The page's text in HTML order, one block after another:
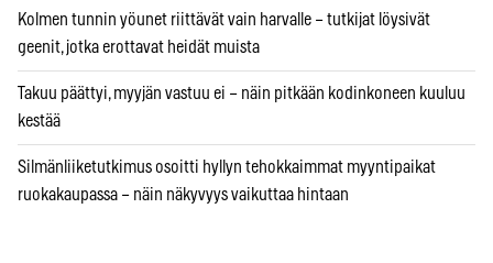
Kolmen tunnin yöunet riittävät vain harvalle – tutkijat löysivät
geenit, jotka erottavat heidät muista
Takuu päättyi, myyjän vastuu ei – näin pitkään kodinkoneen kuuluu
kestää
Silmänliiketutkimus osoitti hyllyn tehokkaimmat myyntipaikat
ruokakaupassa – näin näkyvyys vaikuttaa hintaan